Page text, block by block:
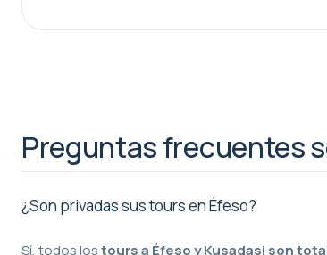
Preguntas frecuentes
¿Son privadas sus tours en Éfeso?
Sí, todos lostours a Éfeso y Kusadasi son